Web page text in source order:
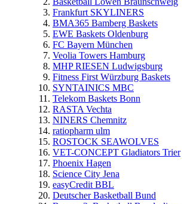
Frankfurt SKYLINERS
BMA365 Bamberg Baskets
EWE Baskets Oldenburg
FC Bayern München
Veolia Towers Hamburg
MHP RIESEN Ludwigsburg
Fitness First Würzburg Baskets
SYNTAINICS MBC
Telekom Baskets Bonn
RASTA Vechta
NINERS Chemnitz
ratiopharm ulm
ROSTOCK SEAWOLVES
VET-CONCEPT Gladiators Trier
Phoenix Hagen
Science City Jena
easyCredit BBL
Deutscher Basketball Bund